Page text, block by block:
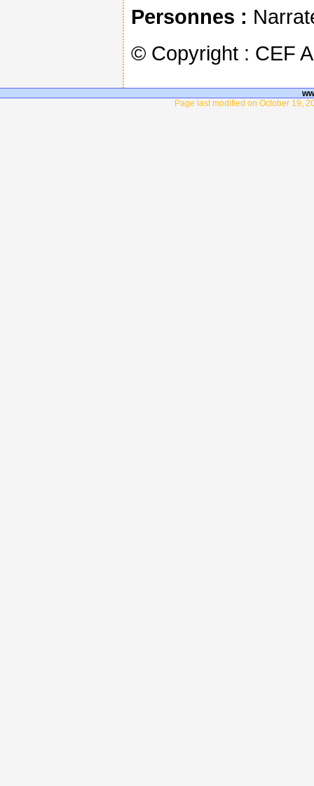
Personnes :
© Copyright : CEF
Page last modified on October 19,